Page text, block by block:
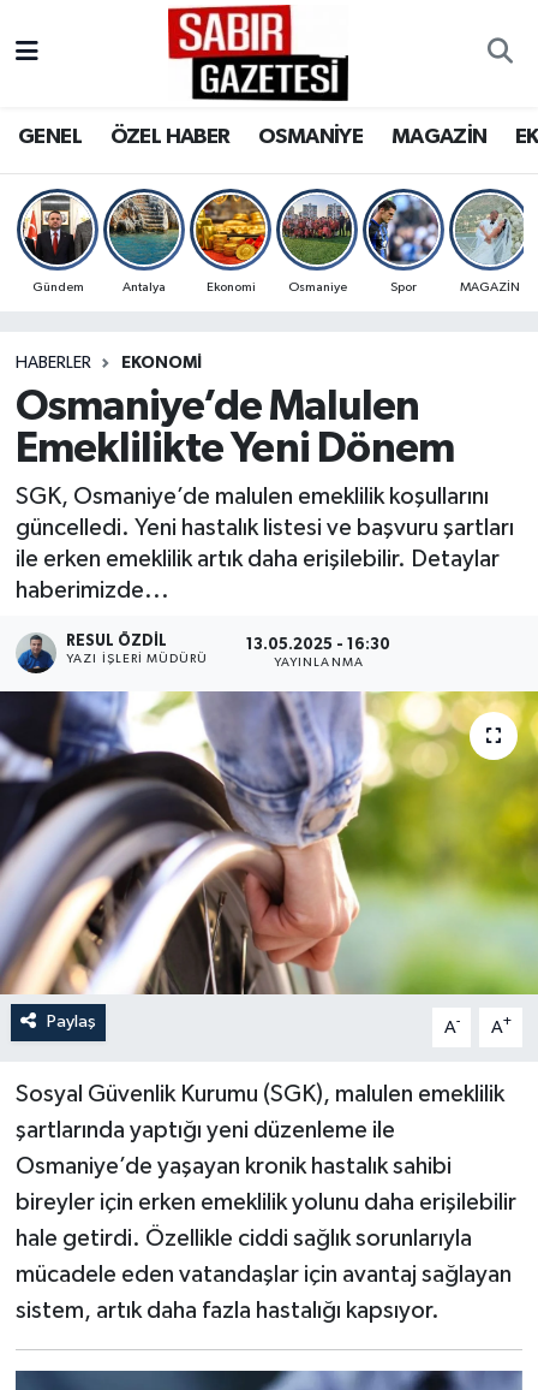
GENEL ÖZEL HABER OSMANİYE MAGAZİN
Gündem Antalya Ekonomi Osmaniye Spor MAGAZİN
HABERLER EKONOMI
Osmaniye’de Malulen
Emeklilikte Yeni Dönem
SGK, Osmaniye’de malulen emeklilik koşullarını
güncelledi. Yeni hastalık listesi ve başvuru şartları
ile erken emeklilik artık daha erişilebilir. Detaylar
haberimizde...
RESUL ÖZDIL
YAZI İŞLERI MÜDÜRÜ
13.05.2025 - 16:30
YAYINLANMA
Paylaş A- A+
Sosyal Güvenlik Kurumu (SGK), malulen emeklilik
şartlarında yaptığı yeni düzenleme ile
Osmaniye’de yaşayan kronik hastalık sahibi
bireyler için erken emeklilik yolunu daha erişilebilir
hale getirdi. Özellikle ciddi sağlık sorunlarıyla
mücadele eden vatandaşlar için avantaj sağlayan
sistem, artık daha fazla hastalığı kapsıyor.
OSMANİYE
MAGAZİN
SPOR
RESMİ İLANLAR
Osmaniye Nöbetçi Eczaneler
Osmaniye Trafik Yoğunluk Haritası
Süper Lig Puan Durumu ve Fikstür
Son Dakika Haberleri
Haber Arşivi